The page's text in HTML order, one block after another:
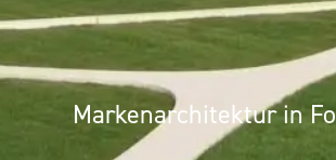
Markenarchitektur in
Architektur als